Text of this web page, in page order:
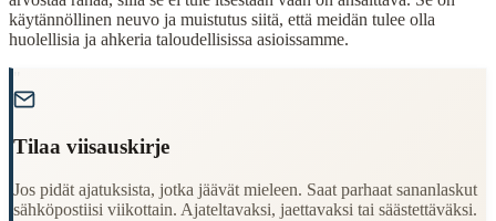
Language:Finnish (suomi)
Period:
käytännöllinen neuvo ja muistutus siitä, että meidän tulee olla
huolellisia ja ahkeria taloudellisissa asioissamme.
Tilaa viisauskirje
Jos pidät ajatuksista, jotka jäävät mieleen. Saat parhaat sananlaskut
sähköpostiisi viikottain. Ajateltavaksi, jaettavaksi tai säästettäväksi.